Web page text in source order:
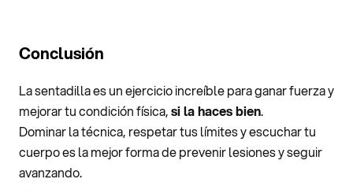
Conclusión
La sentadilla es un ejercicio increíble para ganar fuerza y
mejorar tu condición física,si la haces bien.
Dominar la técnica, respetar tus límites y escuchar tu
cuerpo es la mejor forma de prevenir lesiones y seguir
avanzando.